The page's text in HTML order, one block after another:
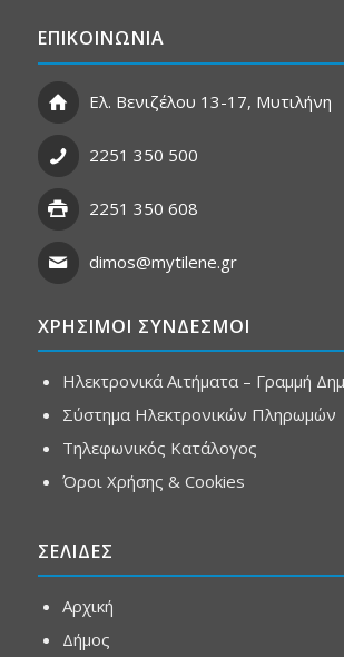
ΕΠΙΚΟΙΝΩΝΙΑ
Ελ. Βενιζέλου 13-17, Μυτιλήνη
2251 350 500
2251 350 608
dimos@mytilene.gr
ΧΡΗΣΙΜΟΙ ΣΥΝΔΕΣΜΟΙ
Ηλεκτρονικά Αιτήματα – Γραμμή
Σύστημα Ηλεκτρονικών Πληρωμών
Τηλεφωνικός Κατάλογος
Όροι Χρήσης & Cookies
ΣΕΛΙΔΕΣ
Αρχική
Δήμος